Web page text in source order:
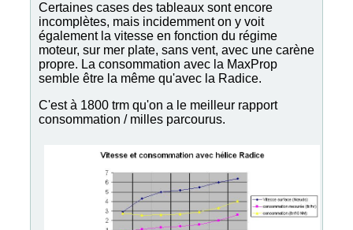
Certaines cases des tableaux sont encore
incomplètes, mais incidemment on y voit
également la vitesse en fonction du régime
moteur, sur mer plate, sans vent, avec une carène
propre. La consommation avec la MaxProp
semble être la même qu'avec la Radice.
C'est à 1800 trm qu'on a le meilleur rapport
consommation / milles parcourus.